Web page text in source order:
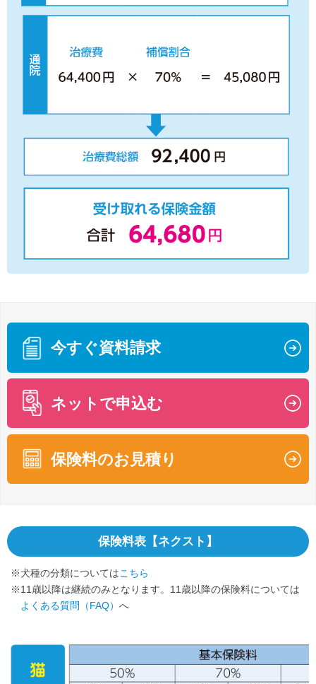
今すぐ資料請求
ネットで申込む
保険料のお見積り
保険料表【ネクスト】
※犬種の分類についてはこちら
※11歳以降は継続のみとなります。11歳以降の保険料については
よくある質問（FAQ） へ